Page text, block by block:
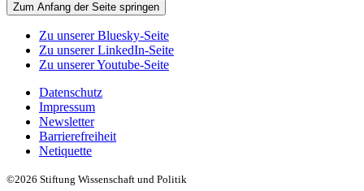
Zum Anfang der Seite springen
Zu unserer Bluesky-Seite
Zu unserer LinkedIn-Seite
Zu unserer Youtube-Seite
Datenschutz
Impressum
Newsletter
Barrierefreiheit
Netiquette
©2026 Stiftung Wissenschaft und Politik